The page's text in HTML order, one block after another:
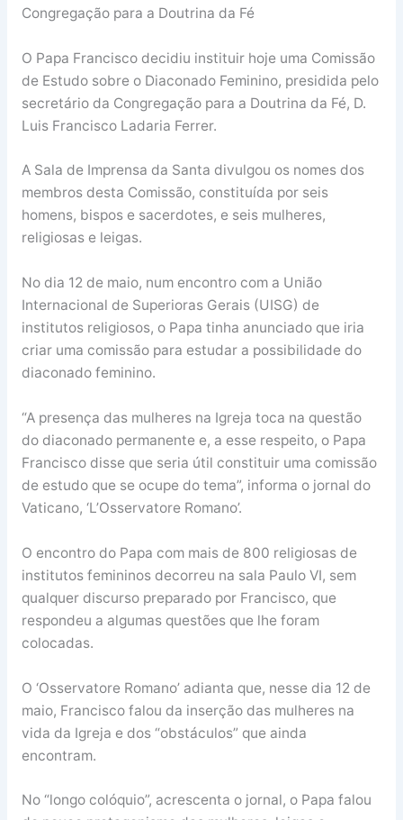
Congregação para a Doutrina da Fé
O Papa Francisco decidiu instituir hoje uma Comissão
de Estudo sobre o Diaconado Feminino, presidida pelo
secretário da Congregação para a Doutrina da Fé, D.
Luis Francisco Ladaria Ferrer.
A Sala de Imprensa da Santa divulgou os nomes dos
membros desta Comissão, constituída por seis
homens, bispos e sacerdotes, e seis mulheres,
religiosas e leigas.
No dia 12 de maio, num encontro com a União
Internacional de Superioras Gerais (UISG) de
institutos religiosos, o Papa tinha anunciado que iria
criar uma comissão para estudar a possibilidade do
diaconado feminino.
“A presença das mulheres na Igreja toca na questão
do diaconado permanente e, a esse respeito, o Papa
Francisco disse que seria útil constituir uma comissão
de estudo que se ocupe do tema”, informa o jornal do
Vaticano, ‘L’Osservatore Romano’.
O encontro do Papa com mais de 800 religiosas de
institutos femininos decorreu na sala Paulo VI, sem
qualquer discurso preparado por Francisco, que
respondeu a algumas questões que lhe foram
colocadas.
O ‘Osservatore Romano’ adianta que, nesse dia 12 de
maio, Francisco falou da inserção das mulheres na
vida da Igreja e dos “obstáculos” que ainda
encontram.
No “longo colóquio”, acrescenta o jornal, o Papa falou